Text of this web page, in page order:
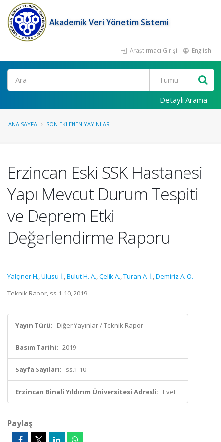
Akademik Veri Yönetim Sistemi
Araştırmacı Girişi English
Ara
Detaylı Arama
ANA SAYFA SON EKLENEN YAYINLAR
Erzincan Eski SSK Hastanesi
Yapı Mevcut Durum Tespiti
ve Deprem Etki
Değerlendirme Raporu
Yalçıner H.,Ulusu İ.,Bulut H. A.,Çelik A.,Turan A. İ.,Demiriz A. O.
Teknik Rapor, ss.1-10, 2019
Yayın Türü: Diğer Yayınlar / Teknik Rapor
Basım Tarihi: 2019
Sayfa Sayıları: ss.1-10
Erzincan Binali Yıldırım Üniversitesi Adresli: Evet
Paylaş